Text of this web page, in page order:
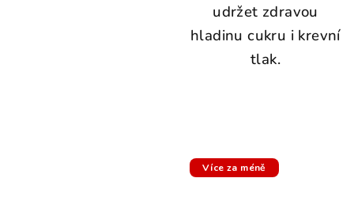
udržet zdravou
hladinu cukru i krevní
tlak.
Více za méně